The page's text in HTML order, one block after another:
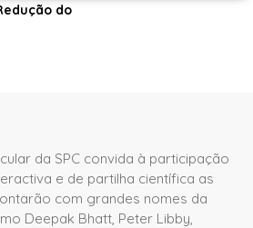
do
da SPC convida à participação
e de partilha científica as
com grandes nomes da
Deepak Bhatt, Peter Libby,